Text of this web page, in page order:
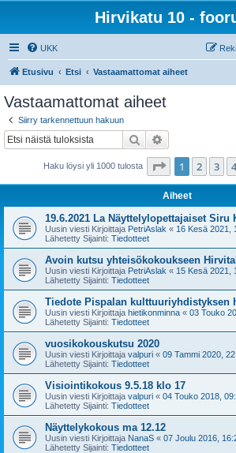
Hirvikatu 10 -
UKK
Etusivu Etsi Vastaamattomat aiheet
Vastaamattomat aiheet
Siirry tarkennettuun hakuun
Etsi
Haku löysi yli 1000 tulosta Sivu /20
1 2 3 4
Aiheet
19.6.2021 La Näyttelylopettajaiset Siru
Uusin viesti Kirjoittaja PetriAslak « 16 Kesä 2021,
Lähetetty Sijainti: Tiedotteet
Avoin kutsu yhteisökokoukseen
Uusin viesti Kirjoittaja PetriAslak « 15 Kesä 2021,
Lähetetty Sijainti: Tiedotteet
Tiedote Pispalan kulttuuriyhdistyksen
Uusin viesti Kirjoittaja hietikonminna « 03 Touko
Lähetetty Sijainti: Tiedotteet
vuosikokouskutsu 2020
Uusin viesti Kirjoittaja valpuri « 09 Tammi 2020,
Lähetetty Sijainti: Tiedotteet
Visiointikokous 9.5.18 klo 17
Uusin viesti Kirjoittaja valpuri « 04 Touko 2018,
Lähetetty Sijainti: Tiedotteet
Näyttelykokous ma 12.12
Uusin viesti Kirjoittaja NanaS « 07 Joulu 2016,
Lähetetty Sijainti: Tiedotteet